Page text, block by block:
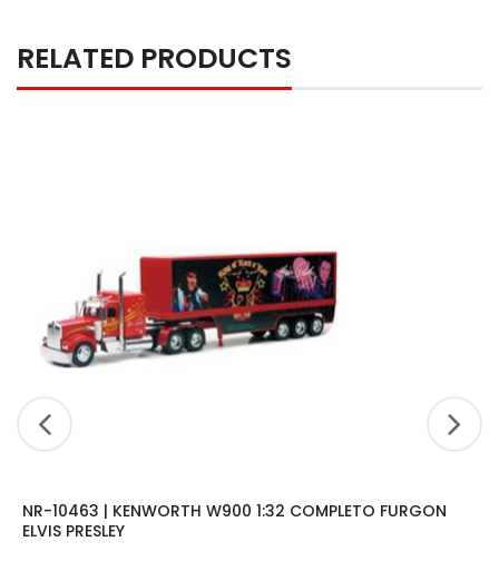
RELATED PRODUCTS
NR-10463 | KENWORTH W900 1:32 COMPLETO FURGON
ELVIS PRESLEY